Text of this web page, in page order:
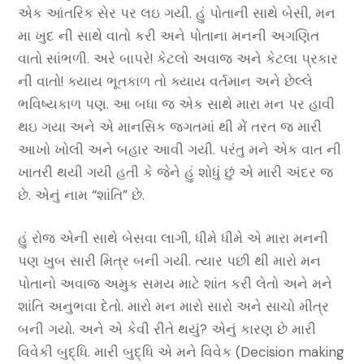
એક આંતરિક સેર પર લઇ ગયી. હું પોતાની સાથે બેસી, મન
મા ખુદ ની સાથે વાતો કરી અને પોતાના મનની અગણિત
વાતો સાંભળી. અરે બાપરે! કેટલો અવાજ અને કેટલા પ્રકાર
ની વાતો! ક્યાય ભૂતકાળ તો ક્યાય વર્તમાન અને છેલ્લે
ભવિષ્યકાળ પણ. આ બધા જ એક સાથે મારા મન પર હાવી
થઇ ગયા અને એ માનસિક જગતમાં થી મેં તરત જ મારી
આખો ખોલી અને બહાર આવી ગયી. પરંતુ મને એક વાત ની
ખાતરી થયી ગયી હતી કે જેને હું શોધું છું એ મારી અંદર જ
છે. એનું નામ “શાંતિ” છે.
હું રોજ એની સાથે બેસવા લાગી, ધીમે ધીમે એ મારા મનની
પણ ખુબ સારી મિત્ર બની ગયી. ત્યાર પછી થી મારો મન
પોતાનો અવાજ અમુક સમય માટે શાંત કરી લેતો અને મને
શાંતિ અનુભવા દેતો. મારો મન મારો સારો અને સાચો મીત્ર
બની ગયો. અને એ કેવી રીતે થયું? એનું કારણ છે મારી
વિવેકી બુદ્ધિ. મારી બુદ્ધિ એ મને વિવેક (Decision making